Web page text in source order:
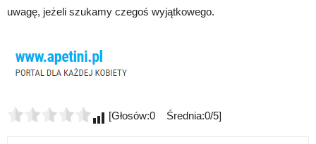
uwagę, jeżeli szukamy czegoś wyjątkowego.
[Głosów:0 Średnia:0/5]